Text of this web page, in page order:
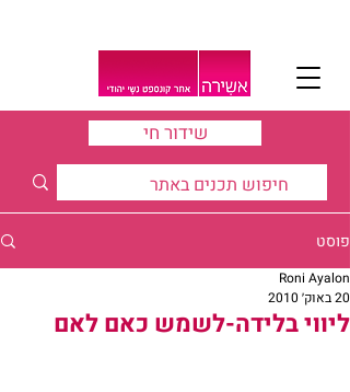
שידור חי
פוסט
ליווי בלידה-לשמש כאם לאם
Roni Ayalon
20 באוק׳ 2010